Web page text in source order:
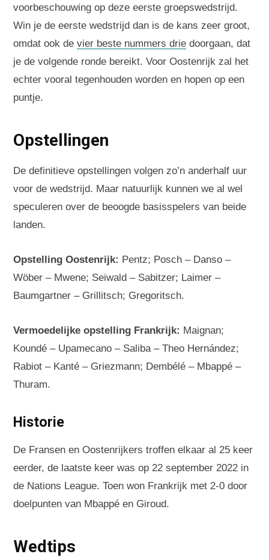
voorbeschouwing op deze eerste groepswedstrijd.
Win je de eerste wedstrijd dan is de kans zeer groot,
omdat ook de vier beste nummers drie doorgaan, dat
je de volgende ronde bereikt. Voor Oostenrijk zal het
echter vooral tegenhouden worden en hopen op een
puntje.
Opstellingen
De definitieve opstellingen volgen zo’n anderhalf uur
voor de wedstrijd. Maar natuurlijk kunnen we al wel
speculeren over de beoogde basisspelers van beide
landen.
Opstelling Oostenrijk: Pentz; Posch – Danso –
Wöber – Mwene; Seiwald – Sabitzer; Laimer –
Baumgartner – Grillitsch; Gregoritsch.
Vermoedelijke opstelling Frankrijk: Maignan;
Koundé – Upamecano – Saliba – Theo Hernández;
Rabiot – Kanté – Griezmann; Dembélé – Mbappé –
Thuram.
Historie
De Fransen en Oostenrijkers troffen elkaar al 25 keer
eerder, de laatste keer was op 22 september 2022 in
de Nations League. Toen won Frankrijk met 2-0 door
doelpunten van Mbappé en Giroud.
Wedtips